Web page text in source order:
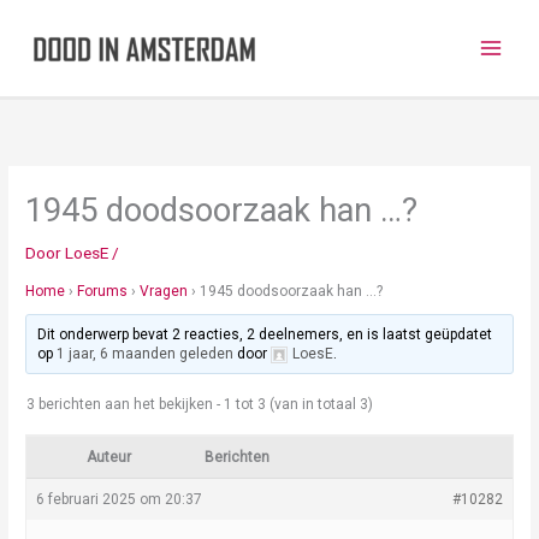
1945 doodsoorzaak han …?
DoorLoesE /
Home › Forums › Vragen › 1945 doodsoorzaak han …?
Dit onderwerp bevat 2 reacties, 2 deelnemers, en is laatst geüpdatet
op 1 jaar, 6 maanden geleden door LoesE.
3 berichten aan het bekijken - 1 tot 3 (van in totaal 3)
Auteur Berichten
6 februari 2025 om 20:37 #10282